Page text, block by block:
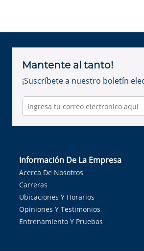
Mantente al tanto!
¡Suscríbete a nuestro boletín
Información De La Empresa
Acerca De Nosotros
Carreras
Ubicaciones Y Horarios
Opiniones Y Testimonios
Entrenamiento Y Pruebas